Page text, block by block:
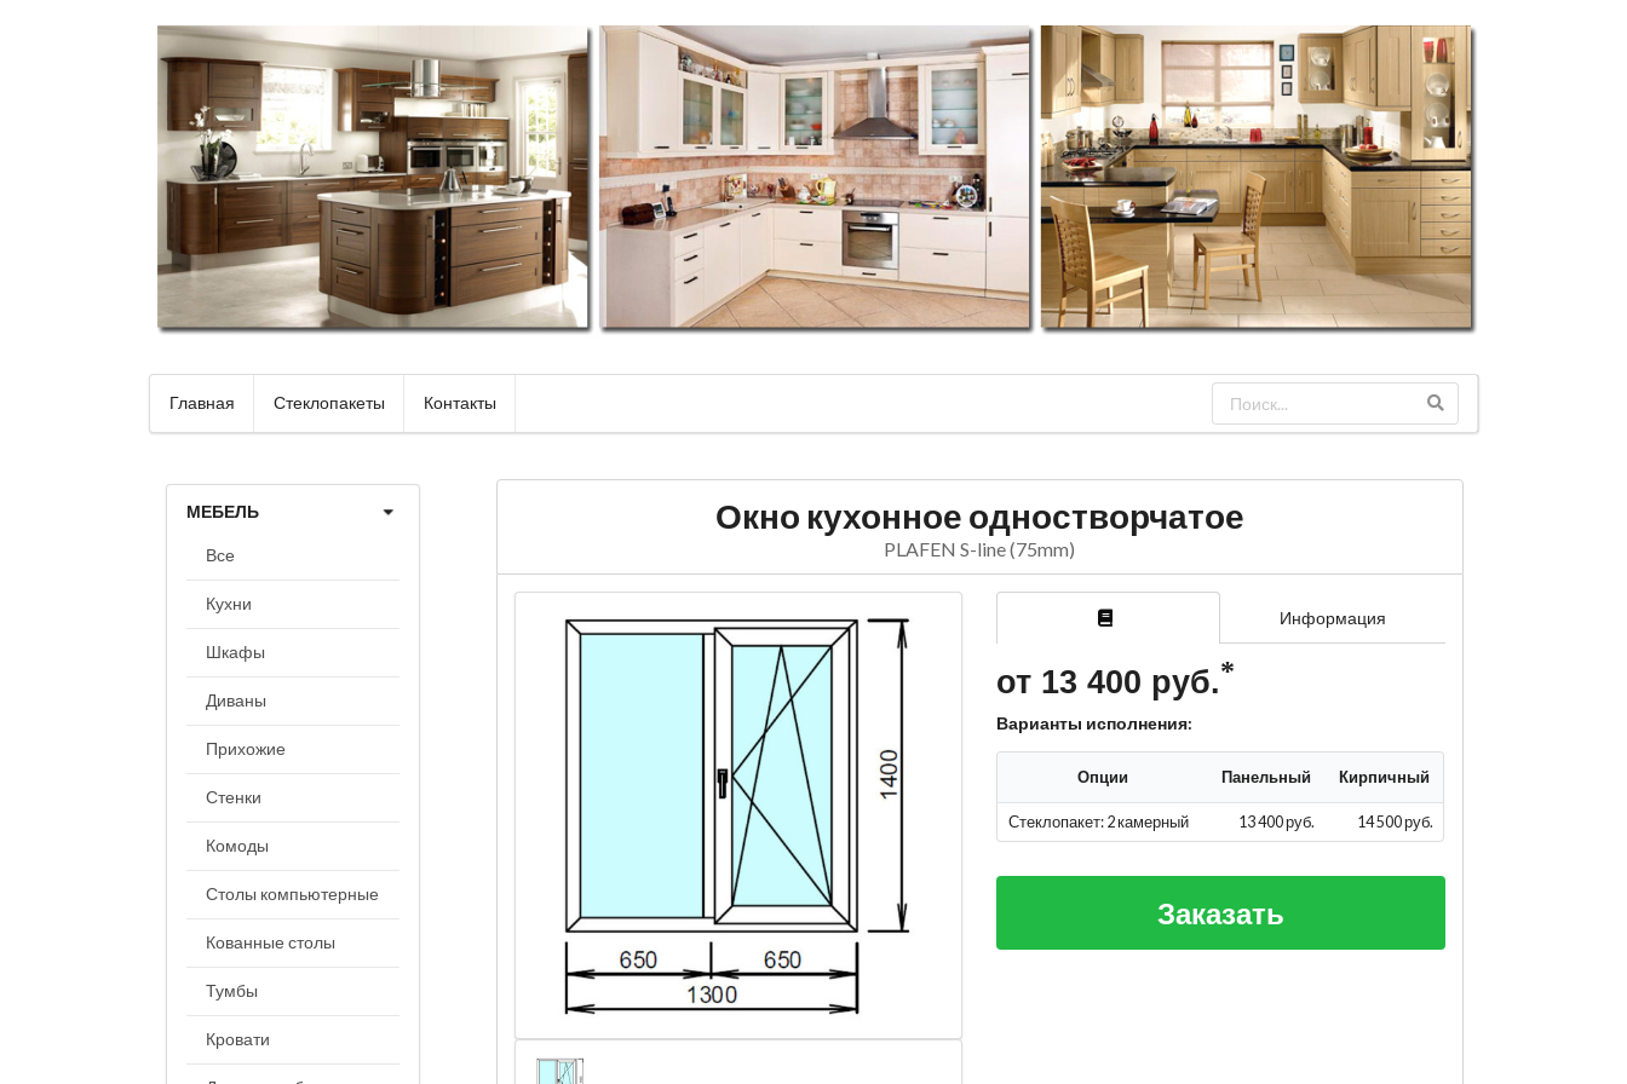
Главная Стеклопакеты Контакты
МЕБЕЛЬ
Все
Кухни
Шкафы
Диваны
Прихожие
Стенки
Комоды
Столы компьютерные
Кованные столы
Тумбы
Кровати
Окно кухонное одностворчатое
PLAFEN S-line (75mm)
Информация
от 13 400 руб.
Варианты исполнения:
Опции Панельный Кирпичный
Стеклопакет: 2 камерный 13 400 руб. 14 500 руб.
Заказать